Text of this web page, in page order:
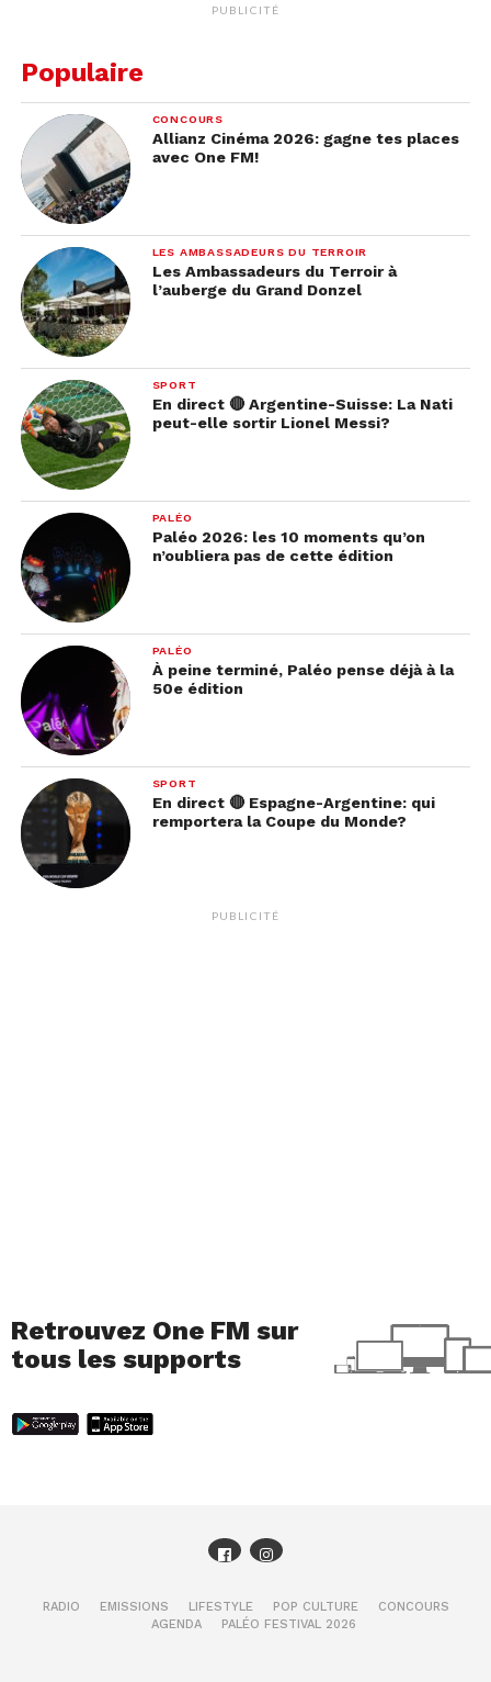
PUBLICITÉ
Populaire
CONCOURS
Allianz Cinéma 2026: gagne tes places
avec One FM!
LES AMBASSADEURS DU TERROIR
Les Ambassadeurs du Terroir à
l’auberge du Grand Donzel
SPORT
En direct 🔴 Argentine-Suisse: La Nati
peut-elle sortir Lionel Messi?
PALÉO
Paléo 2026: les 10 moments qu’on
n’oubliera pas de cette édition
PALÉO
À peine terminé, Paléo pense déjà à la
50e édition
SPORT
En direct 🔴 Espagne-Argentine: qui
remportera la Coupe du Monde?
PUBLICITÉ
Retrouvez One FM sur
tous les supports
RADIO EMISSIONS LIFESTYLE POP CULTURE
CONCOURS
AGENDA
PALÉO FESTIVAL 2026